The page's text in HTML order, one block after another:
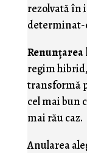
rezolvată în
determinat-
regim
transformă
cel mai bun
mai rău caz.
Anularea